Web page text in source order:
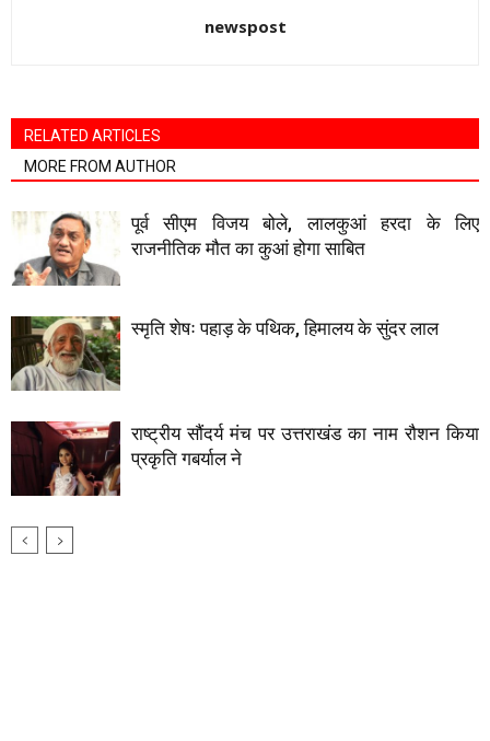
newspost
RELATED ARTICLES
MORE FROM AUTHOR
पूर्व सीएम विजय बोले, लालकुआं हरदा के लिए
राजनीतिक मौत का कुआं होगा साबित
स्मृति शेषः पहाड़ के पथिक, हिमालय के सुंदर लाल
राष्ट्रीय सौंदर्य मंच पर उत्तराखंड का नाम रौशन किया
प्रकृति गबर्याल ने